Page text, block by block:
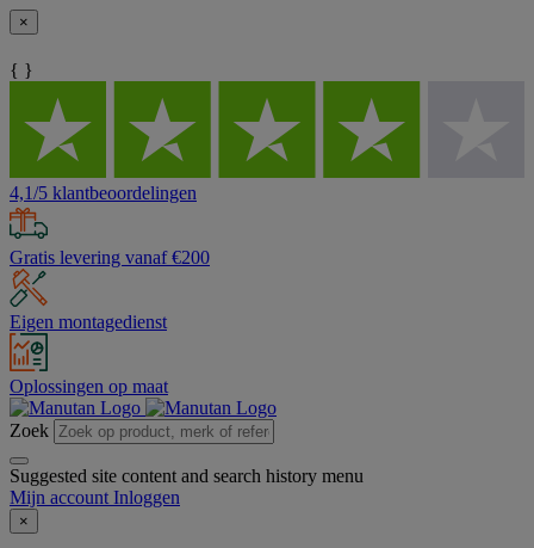
×
{ }
4,1/5 klantbeoordelingen
Gratis levering vanaf €200
Eigen montagedienst
Oplossingen op maat
Zoek
Suggested site content and search history menu
Mijn account Inloggen
×